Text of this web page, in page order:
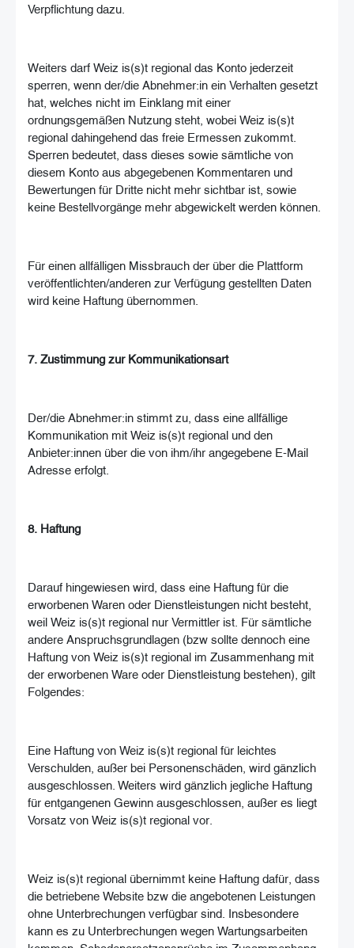
Verpflichtung dazu.
Weiters darf Weiz is(s)t regional das Konto jederzeit
sperren, wenn der/die Abnehmer:in ein Verhalten gesetzt
hat, welches nicht im Einklang mit einer
ordnungsgemäßen Nutzung steht, wobei Weiz is(s)t
regional dahingehend das freie Ermessen zukommt.
Sperren bedeutet, dass dieses sowie sämtliche von
diesem Konto aus abgegebenen Kommentaren und
Bewertungen für Dritte nicht mehr sichtbar ist, sowie
keine Bestellvorgänge mehr abgewickelt werden können.
Für einen allfälligen Missbrauch der über die Plattform
veröffentlichten/anderen zur Verfügung gestellten Daten
wird keine Haftung übernommen.
7. Zustimmung zur Kommunikationsart
Der/die Abnehmer:in stimmt zu, dass eine allfällige
Kommunikation mit Weiz is(s)t regional und den
Anbieter:innen über die von ihm/ihr angegebene E-Mail
Adresse erfolgt.
8. Haftung
Darauf hingewiesen wird, dass eine Haftung für die
erworbenen Waren oder Dienstleistungen nicht besteht,
weil Weiz is(s)t regional nur Vermittler ist. Für sämtliche
andere Anspruchsgrundlagen (bzw sollte dennoch eine
Haftung von Weiz is(s)t regional im Zusammenhang mit
der erworbenen Ware oder Dienstleistung bestehen), gilt
Folgendes:
Eine Haftung von Weiz is(s)t regional für leichtes
Verschulden, außer bei Personenschäden, wird gänzlich
ausgeschlossen. Weiters wird gänzlich jegliche Haftung
für entgangenen Gewinn ausgeschlossen, außer es liegt
Vorsatz von Weiz is(s)t regional vor.
Weiz is(s)t regional übernimmt keine Haftung dafür, dass
die betriebene Website bzw die angebotenen Leistungen
ohne Unterbrechungen verfügbar sind. Insbesondere
kann es zu Unterbrechungen wegen Wartungsarbeiten